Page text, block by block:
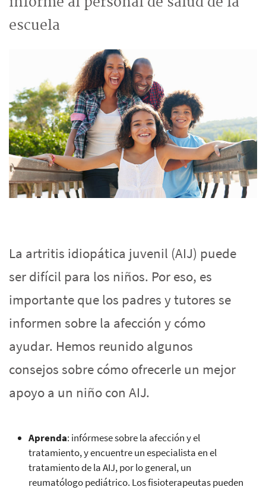
escuela
La artritis idiopática juvenil (AIJ) puede
ser difícil para los niños. Por eso, es
importante que los padres y tutores se
informen sobre la afección y cómo
ayudar. Hemos reunido algunos
consejos sobre cómo ofrecerle un mejor
apoyo a un niño con AIJ.
Aprenda: infórmese sobre la afección y el
tratamiento, y encuentre un especialista en el
tratamiento de la AIJ, por lo general, un
reumatólogo pediátrico. Los fisioterapeutas pueden